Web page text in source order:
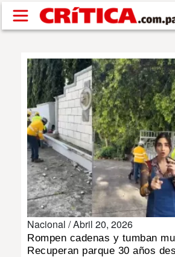
Pasar al contenido principal
SUCESOS
NACIONAL
POLÍTICA
SHOW
DEPORTES
Nacional /Abril 20, 2026
Rompen cadenas y tumban
Recuperan parque 30 años